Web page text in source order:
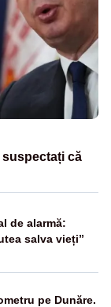
că
de alarmă:
salva vieți”
pe Dunăre.